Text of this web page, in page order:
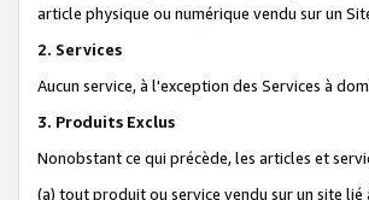
article physique ou numérique vendu sur un
2. Services
Aucun service, à l'exception des Services à
3. Produits Exclus
Nonobstant ce qui précède, les articles et
(a) tout produit ou service vendu sur un site